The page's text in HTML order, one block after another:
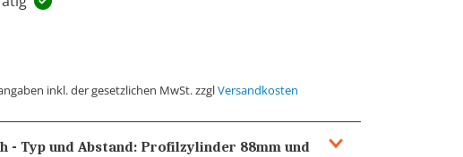
inkl. der gesetzlichen MwSt. zzglVersandkosten
- Typ und Abstand: Profilzylinder 88mm und